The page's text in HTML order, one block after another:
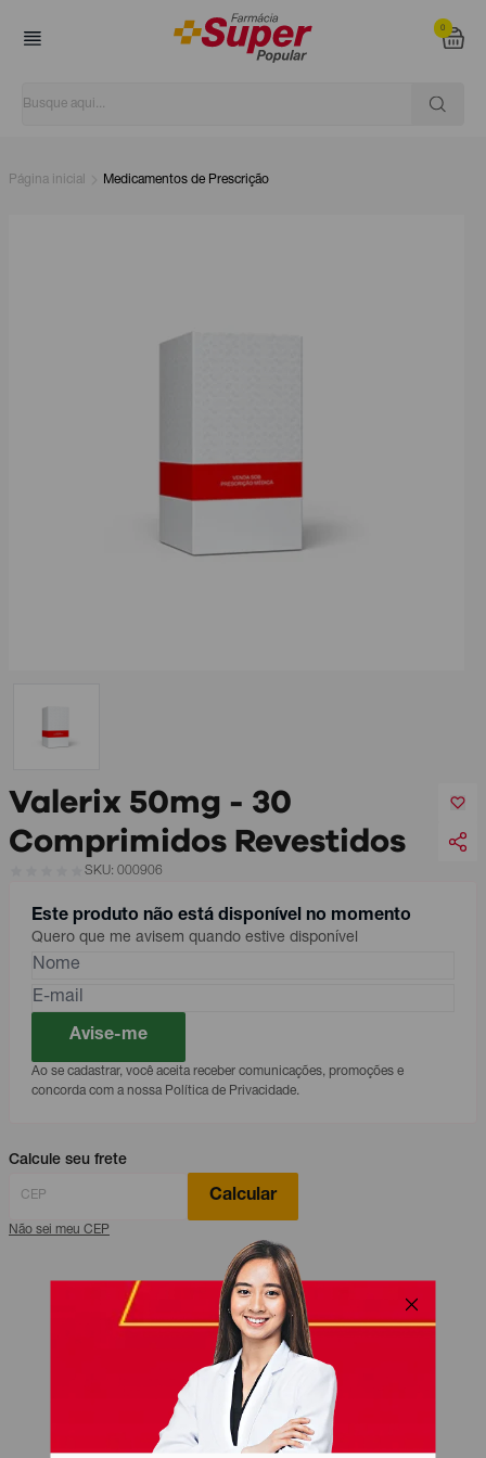
0
Página inicial Medicamentos de Prescrição
Valerix 50mg - 30
Comprimidos Revestidos
SKU: 000906
Este produto não está disponível no momento
Quero que me avisem quando estive disponível
Avise-me
Ao se cadastrar, você aceita receber comunicações, promoções e
concorda com a nossa Política de Privacidade.
Calcule seu frete
Calcular
Não sei meu CEP